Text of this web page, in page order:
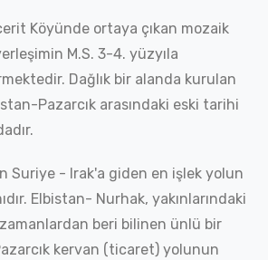
Köyünde ortaya çıkan mozaik
M.S. 3-4. yüzyıla
Dağlık bir alanda kurulan
Pazarcık arasındaki eski tarihi
Suriye - Irak'a giden en işlek yolun
Elbistan- Nurhak, yakınlarındaki
beri bilinen ünlü bir
kervan (ticaret) yolunun